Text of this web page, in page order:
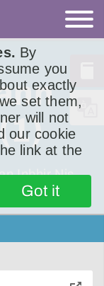
By
you
exactly
set them,
will not
our cookie
link at the
Got it
Inbhir Nis
eadar-